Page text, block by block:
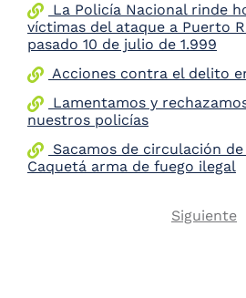
La Policía Nacional rinde
víctimas del ataque a Puerto
pasado 10 de julio de 1.999
Acciones contra el delito
Lamentamos y
nuestros policías
Sacamos de circulación
Caquetá arma de fuego ilegal
Next
Siguiente